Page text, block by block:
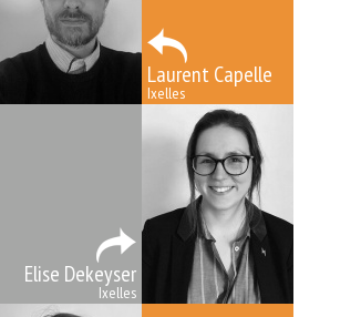
Laurent Capelle
Ixelles
Elise Dekeyser
Ixelles